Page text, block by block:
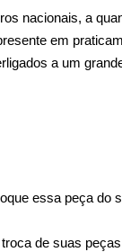
nacionais, a
em
a um
essa peça do
de suas